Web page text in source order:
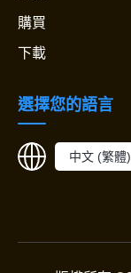
購買
下載
選擇您的語言
中文 (繁體)